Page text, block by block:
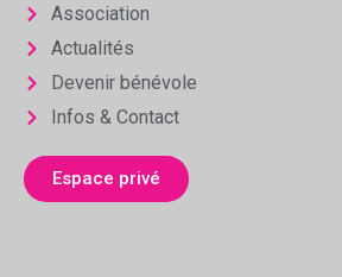
Association
Actualités
Devenir bénévole
Infos & Contact
Espace privé